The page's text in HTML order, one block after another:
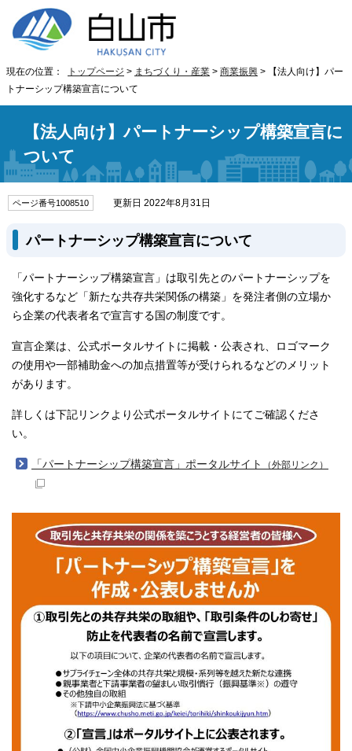
現在の位置： トップページ > まちづくり・産業 > 商業振興 > 【法人向け】パー
トナーシップ構築宣言について
【法人向け】パートナーシップ構築宣言に
ついて
ページ番号1008510 更新日 2022年8月31日
パートナーシップ構築宣言について
「パートナーシップ構築宣言」は取引先とのパートナーシップを
強化するなど「新たな共存共栄関係の構築」を発注者側の立場か
ら企業の代表者名で宣言する国の制度です。
宣言企業は、公式ポータルサイトに掲載・公表され、ロゴマーク
の使用や一部補助金への加点措置等が受けられるなどのメリット
があります。
詳しくは下記リンクより公式ポータルサイトにてご確認くださ
い。
「パートナーシップ構築宣言」ポータルサイト （外部リンク）